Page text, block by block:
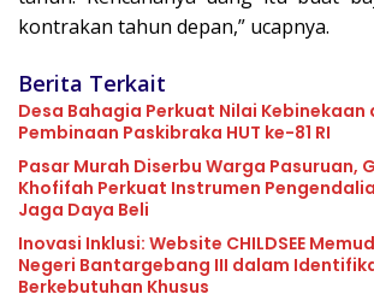
kontrakan tahun depan,” ucapnya.
Berita Terkait
Desa Bahagia Perkuat Nilai Kebinekaan
Pembinaan Paskibraka HUT ke-81 RI
Pasar Murah Diserbu Warga Pasuruan,
Khofifah Perkuat Instrumen
Jaga Daya Beli
Inovasi Inklusi: Website CHILDSEE
Negeri Bantargebang III dalam
Berkebutuhan Khusus